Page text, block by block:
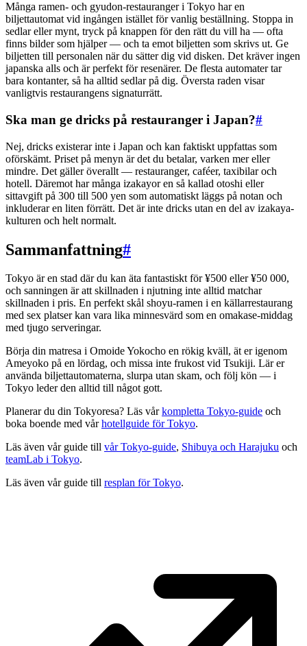
Många ramen- och gyudon-restauranger i Tokyo har en
biljettautomat vid ingången istället för vanlig beställning. Stoppa in
sedlar eller mynt, tryck på knappen för den rätt du vill ha — ofta
finns bilder som hjälper — och ta emot biljetten som skrivs ut. Ge
biljetten till personalen när du sätter dig vid disken. Det kräver ingen
japanska alls och är perfekt för resenärer. De flesta automater tar
bara kontanter, så ha alltid sedlar på dig. Översta raden visar
vanligtvis restaurangens signaturrätt.
Ska man ge dricks på restauranger i Japan?#
Nej, dricks existerar inte i Japan och kan faktiskt uppfattas som
oförskämt. Priset på menyn är det du betalar, varken mer eller
mindre. Det gäller överallt — restauranger, caféer, taxibilar och
hotell. Däremot har många izakayor en så kallad otoshi eller
sittavgift på 300 till 500 yen som automatiskt läggs på notan och
inkluderar en liten förrätt. Det är inte dricks utan en del av izakaya-
kulturen och helt normalt.
Sammanfattning#
Tokyo är en stad där du kan äta fantastiskt för ¥500 eller ¥50 000,
och sanningen är att skillnaden i njutning inte alltid matchar
skillnaden i pris. En perfekt skål shoyu-ramen i en källarrestaurang
med sex platser kan vara lika minnesvärd som en omakase-middag
med tjugo serveringar.
Börja din matresa i Omoide Yokocho en rökig kväll, ät er igenom
Ameyoko på en lördag, och missa inte frukost vid Tsukiji. Lär er
använda biljettautomaterna, slurpa utan skam, och följ kön — i
Tokyo leder den alltid till något gott.
Planerar du din Tokyoresa? Läs vårkompletta Tokyo-guide och
boka boende med vårhotellguide för Tokyo.
Läs även vår guide till vår Tokyo-guide, Shibuya och Harajuku och
teamLab i Tokyo.
Läs även vår guide till resplan för Tokyo.